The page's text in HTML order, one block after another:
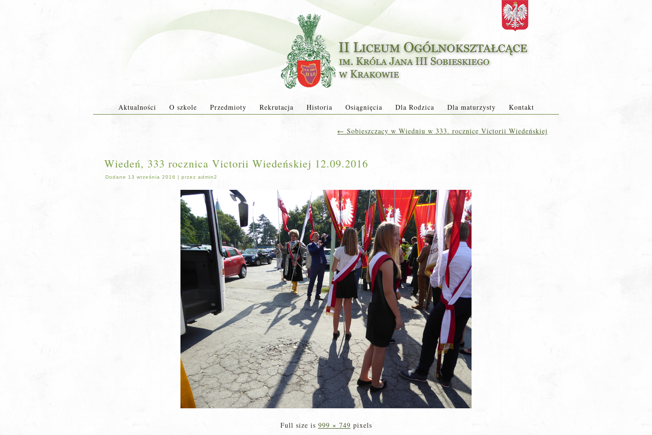
Aktualności O szkole Przedmioty Rekrutacja Historia Osiągnięcia Dla Rodzica Dla maturzysty Kontakt
← Sobieszczacy w Wiedniu w 333. rocznicę Victorii Wiedeńskiej
Wiedeń, 333 rocznica Victorii Wiedeńskiej 12.09.2016
Dodane 13 września 2016 | przez admin2
Full size is 999 × 749 pixels